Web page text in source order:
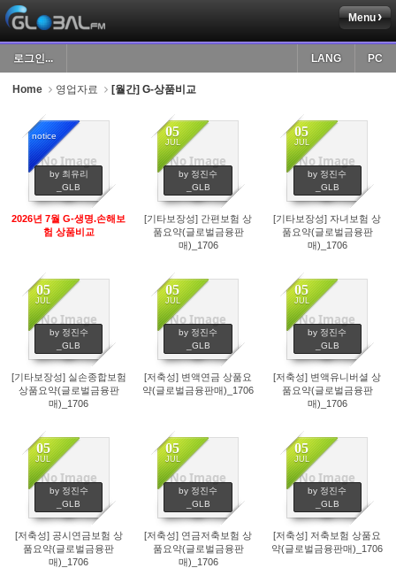
Menu
로그인... PC
LANG
Home 영업자료 [월간] G-상품비교
No Image
notice
by 최유리
_GLB
995
2026년 7월 G-생명.손해보
험 상품비교
No Image
05
JUL
by 정진수
_GLB
46
[기타보장성] 간편보험 상
품요약(글로벌금융판
매)_1706
No Image
05
JUL
by 정진수
_GLB
34
[기타보장성] 자녀보험 상
품요약(글로벌금융판
매)_1706
No Image
05
JUL
by 정진수
_GLB
42
[기타보장성] 실손종합보험
상품요약(글로벌금융판
매)_1706
No Image
05
JUL
by 정진수
_GLB
6
[저축성] 변액연금 상품요
약(글로벌금융판매)_1706
No Image
05
JUL
by 정진수
_GLB
5
[저축성] 변액유니버셜 상
품요약(글로벌금융판
매)_1706
No Image
05
JUL
by 정진수
_GLB
6
[저축성] 공시연금보험 상
품요약(글로벌금융판
매)_1706
No Image
05
JUL
by 정진수
_GLB
6
[저축성] 연금저축보험 상
품요약(글로벌금융판
매)_1706
No Image
05
JUL
by 정진수
_GLB
7
[저축성] 저축보험 상품요
약(글로벌금융판매)_1706
Sketchbook5, 스케치북5
Sketchbook5, 스케치북5